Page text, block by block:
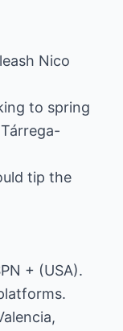
Nico
to spring
tip the
+ (USA).